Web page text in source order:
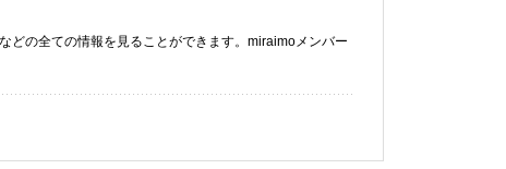
どの全ての情報を見ることができます。miraimoメンバー